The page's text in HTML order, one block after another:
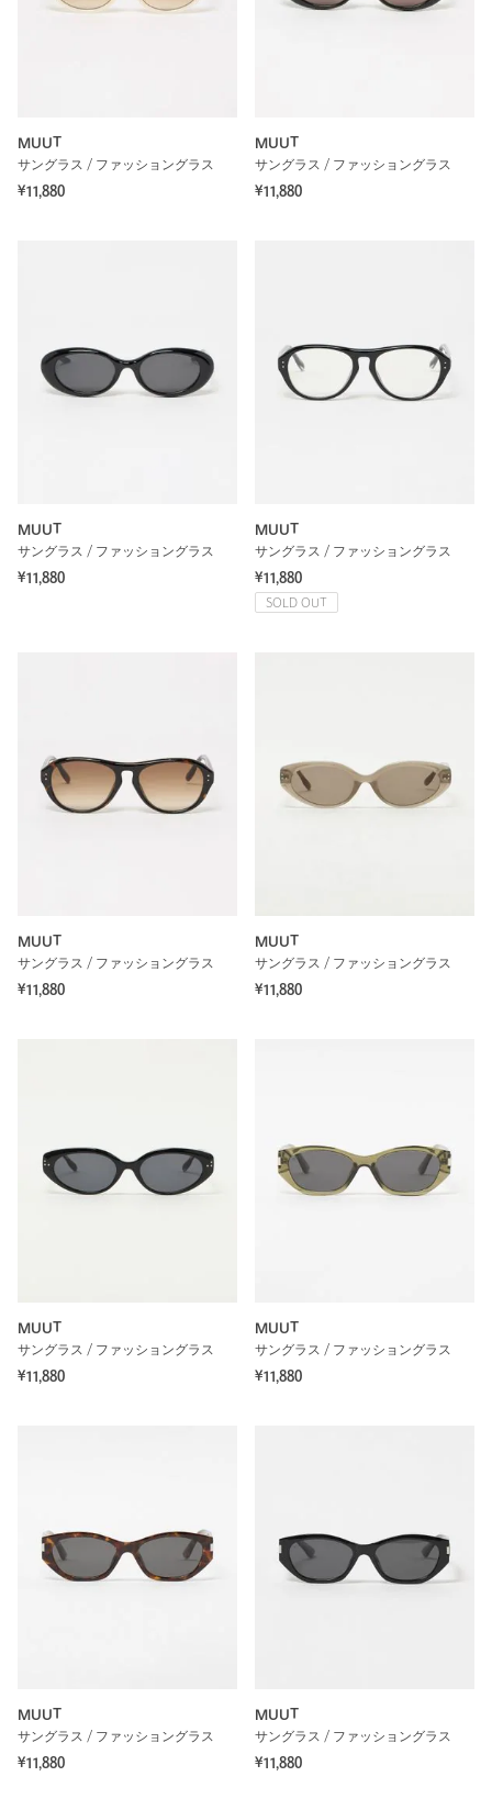
MUUT
サングラス / ファッショングラス
¥11,880
MUUT
サングラス / ファッショングラス
¥11,880
MUUT
サングラス / ファッショングラス
¥11,880
MUUT
サングラス / ファッショングラス
¥11,880
SOLD OUT
MUUT
サングラス / ファッショングラス
¥11,880
MUUT
サングラス / ファッショングラス
¥11,880
MUUT
サングラス / ファッショングラス
¥11,880
MUUT
サングラス / ファッショングラス
¥11,880
MUUT
サングラス / ファッショングラス
¥11,880
MUUT
サングラス / ファッショングラス
¥11,880